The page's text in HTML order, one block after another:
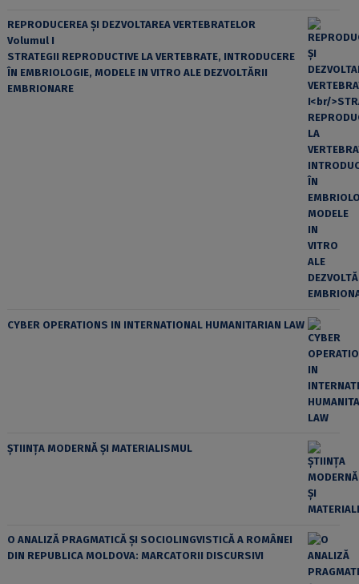
REPRODUCEREA ȘI DEZVOLTAREA VERTEBRATELOR
Volumul I
STRATEGII REPRODUCTIVE LA VERTEBRATE, INTRODUCERE
ÎN EMBRIOLOGIE, MODELE IN VITRO ALE DEZVOLTĂRII
EMBRIONARE
CYBER OPERATIONS IN INTERNATIONAL HUMANITARIAN LAW
ȘTIINȚA MODERNĂ ȘI MATERIALISMUL
O ANALIZĂ PRAGMATICĂ ȘI SOCIOLINGVISTICĂ A ROMÂNEI
DIN REPUBLICA MOLDOVA: MARCATORII DISCURSIVI